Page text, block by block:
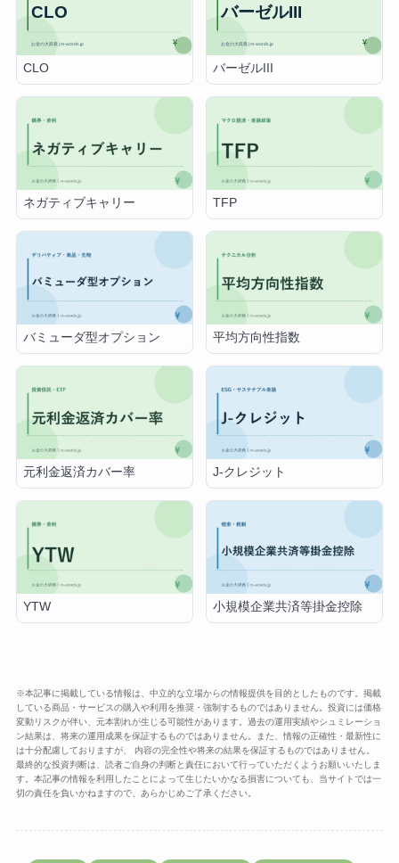
CLO バーゼルIII
ネガティブキャリー TFP
バミューダ型オプション 平均方向性指数
元利金返済カバー率 J-クレジット
YTW 小規模企業共済等掛金控除
※本記事に掲載している情報は、中立的な立場からの情報提供を目的としたものです。掲載
している商品・サービスの購入や利用を推奨・強制するものではありません。投資には価格
変動リスクが伴い、元本割れが生じる可能性があります。過去の運用実績やシュミレーショ
ン結果は、将来の運用成果を保証するものではありません。また、情報の正確性・最新性に
は十分配慮しておりますが、 内容の完全性や将来の結果を保証するものではありません。
最終的な投資判断は、読者ご自身の判断と責任において行っていただくようお願いいたしま
す。本記事の情報を利用したことによって生じたいかなる損害についても、当サイトでは一
切の責任を負いかねますので、あらかじめご了承ください。